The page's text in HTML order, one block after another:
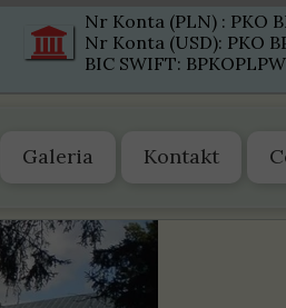
Nr Konta (PLN) : PKO
Nr Konta (USD): PKO
BIC SWIFT: BPKOPLPW
Galeria Kontakt